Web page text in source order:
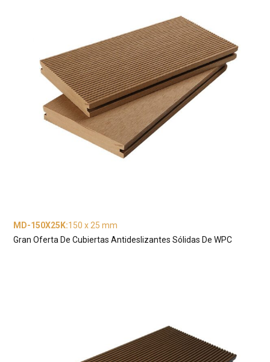
MD-150X25K:150 x 25 mm
Gran Oferta De Cubiertas Antideslizantes Sólidas De WPC